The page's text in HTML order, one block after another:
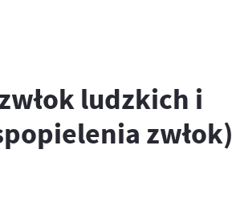
ludzkich i
zwłok)